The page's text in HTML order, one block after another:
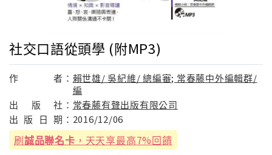
社交口語從頭學 (附MP3)
作 者： 賴世雄/ 吳紀維/ 總編審; 常春藤中外編輯群/
編
出
版 社： 常春藤有聲出版有限公司
出 版 日 期： 2016/12/06
刷誠品聯名卡 ，天天享最高7%回饋